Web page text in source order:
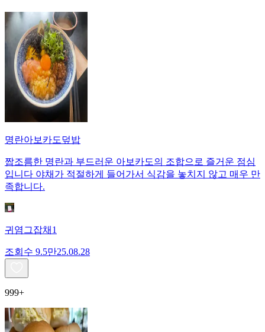
명란아보카도덮밥
짭조름한 명란과 부드러운 아보카도의 조합으로 즐거운 점심
입니다 야채가 적절하게 들어가서 식감을 놓치지 않고 매우 만
족합니다.
귀염그잡채1
조회수 9.5만25.08.28
999+